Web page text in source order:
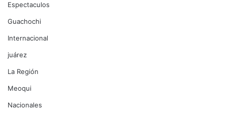
Espectaculos
Guachochi
Internacional
juárez
La Región
Meoqui
Nacionales